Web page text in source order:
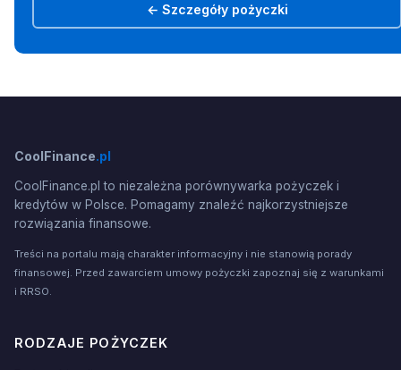
← Szczegóły pożyczki
CoolFinance.pl
CoolFinance.pl to niezależna porównywarka pożyczek i
kredytów w Polsce. Pomagamy znaleźć najkorzystniejsze
rozwiązania finansowe.
Treści na portalu mają charakter informacyjny i nie stanowią porady
finansowej. Przed zawarciem umowy pożyczki zapoznaj się z warunkami
i RRSO.
RODZAJE POŻYCZEK